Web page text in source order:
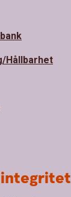
Hållbarhet
integritet